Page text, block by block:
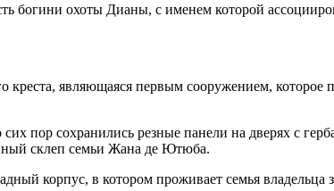
богини охоты Дианы, с именем которой
являющаяся первым сооружением,
пор сохранились резные панели на дверях с
склеп семьи Жана де Ютюба.
корпус, в котором проживает семья